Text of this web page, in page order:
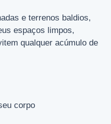
e terrenos baldios,
espaços limpos,
qualquer acúmulo de
corpo